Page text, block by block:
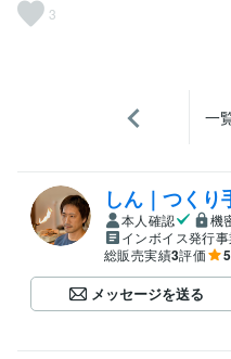
3
一
しん｜つく
本人確認
機
インボイス発行
総販売実績3評価
メッセージを送る